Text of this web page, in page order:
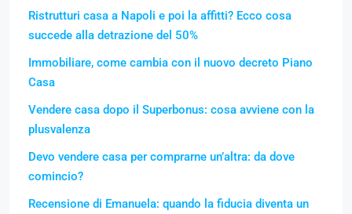
Ristrutturi casa a Napoli e poi la affitti? Ecco cosa
succede alla detrazione del 50%
Immobiliare, come cambia con il nuovo decreto Piano
Casa
Vendere casa dopo il Superbonus: cosa avviene con la
plusvalenza
Devo vendere casa per comprarne un’altra: da dove
comincio?
Recensione di Emanuela: quando la fiducia diventa un